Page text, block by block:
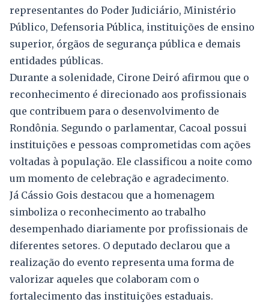
representantes do Poder Judiciário, Ministério
Público, Defensoria Pública, instituições de ensino
superior, órgãos de segurança pública e demais
entidades públicas.
Durante a solenidade, Cirone Deiró afirmou que o
reconhecimento é direcionado aos profissionais
que contribuem para o desenvolvimento de
Rondônia. Segundo o parlamentar, Cacoal possui
instituições e pessoas comprometidas com ações
voltadas à população. Ele classificou a noite como
um momento de celebração e agradecimento.
Já Cássio Gois destacou que a homenagem
simboliza o reconhecimento ao trabalho
desempenhado diariamente por profissionais de
diferentes setores. O deputado declarou que a
realização do evento representa uma forma de
valorizar aqueles que colaboram com o
fortalecimento das instituições estaduais.